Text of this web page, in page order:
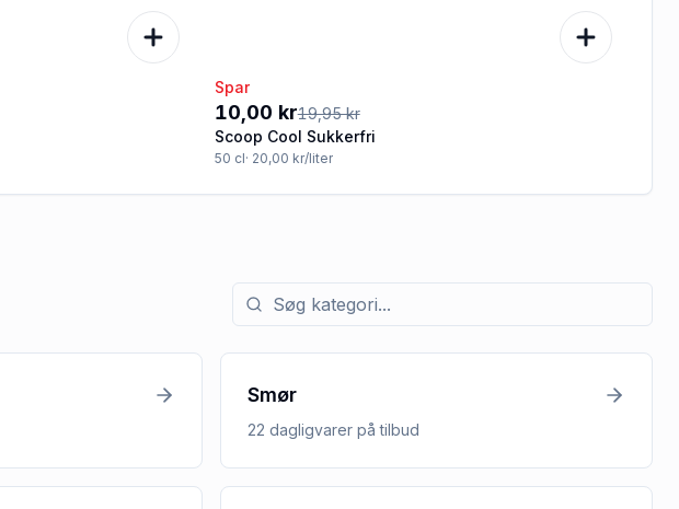
-50%
Spar
10,00 kr19,95 kr
Scoop Cool Sukkerfri
50 cl· 20,00 kr/liter
Søg efter kategori med tilbud
Smør
22 dagligvarer på tilbud